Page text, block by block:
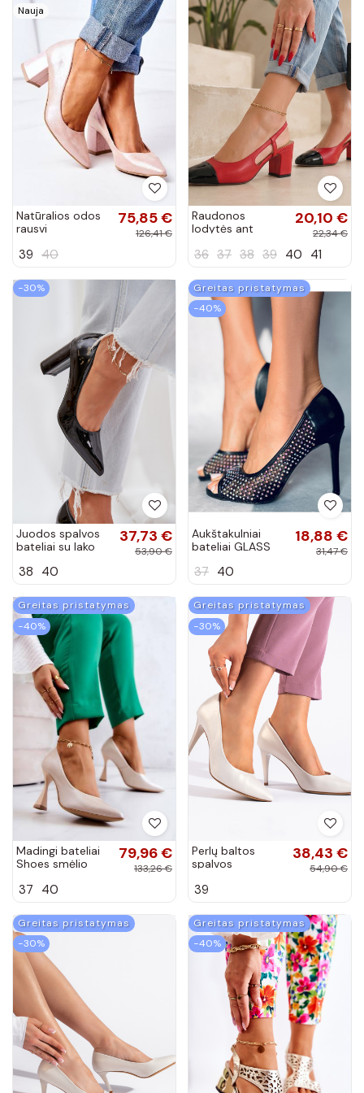
Nauja
Natūralios odos
rausvi
bateliai su perlo
75,85 €
126,41 €
39 40
Raudonos
lodytės ant
kulnimi Armina
20,10 €
22,34 €
36 37 38 39 40 41
−30%
Juodos spalvos
bateliai su lako
stulpelio Kilanne
37,73 €
53,90 €
38 40
Greitas pristatymas
−40%
Aukštakulniai
bateliai GLASS
18,88 €
31,47 €
37 40
Greitas pristatymas
−40%
Madingi bateliai
Shoes smėlio
79,96 €
133,26 €
37 40
Greitas pristatymas
−30%
Perlų baltos
spalvos
plonu kulniuku
38,43 €
54,90 €
39
Greitas pristatymas
−30%
Greitas pristatymas
−40%